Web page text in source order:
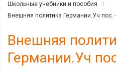
Школьные учебники и пособия
Внешняя политика Германии.Уч пос.
Внешняя
Германии.Уч